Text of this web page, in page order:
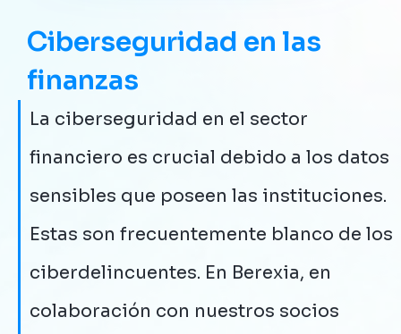
Ciberseguridad en las
finanzas
La ciberseguridad en el sector
financiero es crucial debido a los datos
sensibles que poseen las instituciones.
Estas son frecuentemente blanco de los
ciberdelincuentes. En Berexia, en
colaboración con nuestros socios